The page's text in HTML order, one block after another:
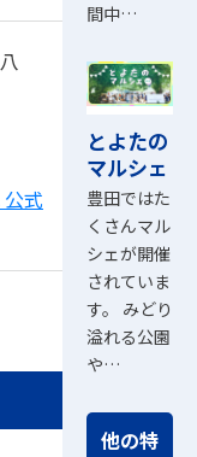
式
間中…
とよたの
マルシェ
豊田ではた
くさんマル
シェが開催
されていま
す。 みどり
溢れる公園
や…
他の特